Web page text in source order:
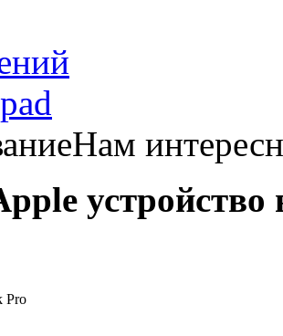
Нам
устройство
Pro